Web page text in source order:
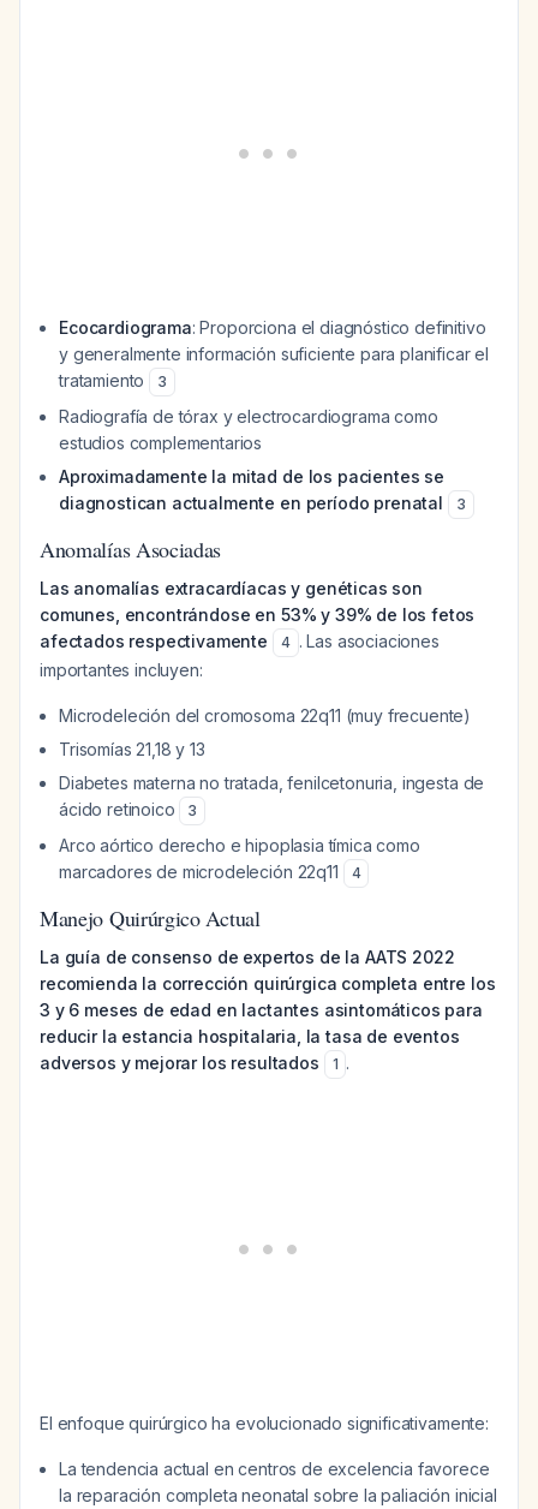
Ecocardiograma: Proporciona el diagnóstico definitivo
y generalmente información suficiente para planificar el
tratamiento
3
Radiografía de tórax y electrocardiograma como
estudios complementarios
Aproximadamente la mitad de los pacientes se
diagnostican actualmente en período prenatal
3
Anomalías Asociadas
Las anomalías extracardíacas y genéticas son
comunes, encontrándose en 53% y 39% de los fetos
afectados respectivamente
4 . Las asociaciones
importantes incluyen:
Microdeleción del cromosoma 22q11 (muy frecuente)
Trisomías 21,18 y 13
Diabetes materna no tratada, fenilcetonuria, ingesta de
ácido retinoico
3
Arco aórtico derecho e hipoplasia tímica como
marcadores de microdeleción 22q11
4
Manejo Quirúrgico Actual
La guía de consenso de expertos de la AATS 2022
recomienda la corrección quirúrgica completa entre los
3 y 6 meses de edad en lactantes asintomáticos para
reducir la estancia hospitalaria, la tasa de eventos
adversos y mejorar los resultados
1 .
El enfoque quirúrgico ha evolucionado significativamente:
La tendencia actual en centros de excelencia favorece
la reparación completa neonatal sobre la paliación inicial